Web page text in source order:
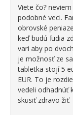
Viete čo?
podobné veci.
obrovské
keď budú ľudia
vari aby po
je možnosť ze
tabletka stojí 5
EUR. To je
vedeli odhadnúť
skusiť zdravo žiť.